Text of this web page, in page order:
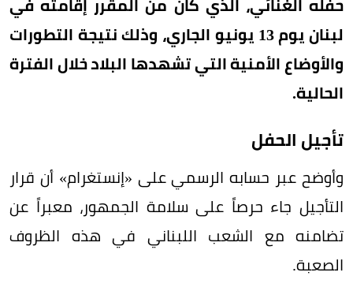
لبنان يوم 13 يونيو الجاري، وذلك نتيجة التطورات
والأوضاع الأمنية التي تشهدها البلاد خلال الفترة
الحالية.
تأجيل الحفل
وأوضح عبر حسابه الرسمي على «إنستغرام» أن قرار
التأجيل جاء حرصاً على سلامة الجمهور، معبراً عن
تضامنه مع الشعب اللبناني في هذه الظروف
الصعبة.